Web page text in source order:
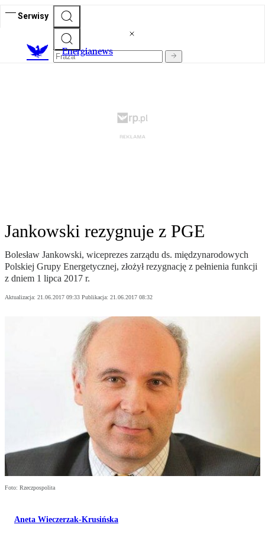
Serwisy
Energianews
Jankowski rezygnuje z PGE
Bolesław Jankowski, wiceprezes zarządu ds. międzynarodowych
Polskiej Grupy Energetycznej, złożył rezygnację z pełnienia funkcji
z dniem 1 lipca 2017 r.
Aktualizacja: 21.06.2017 09:33 Publikacja: 21.06.2017 08:32
Foto: Rzeczpospolita
Aneta Wieczerzak-Krusińska